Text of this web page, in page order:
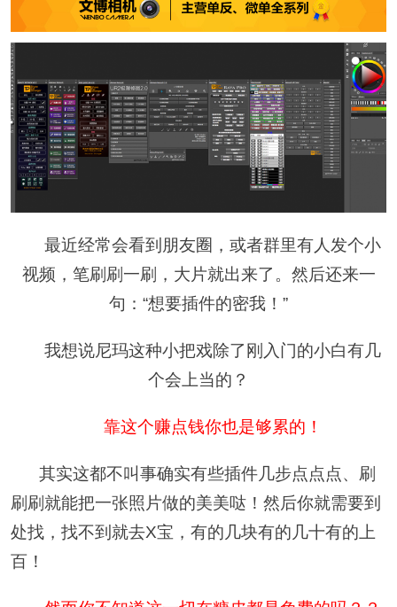
最近经常会看到朋友圈，或者群里有人发个小
视频，笔刷刷一刷，大片就出来了。然后还来一
句：“想要插件的密我！”
我想说尼玛这种小把戏除了刚入门的小白有几
个会上当的？
靠这个赚点钱你也是够累的！
其实这都不叫事确实有些插件几步点点点、刷
刷刷就能把一张照片做的美美哒！然后你就需要到
处找，找不到就去X宝，有的几块有的几十有的上
百！